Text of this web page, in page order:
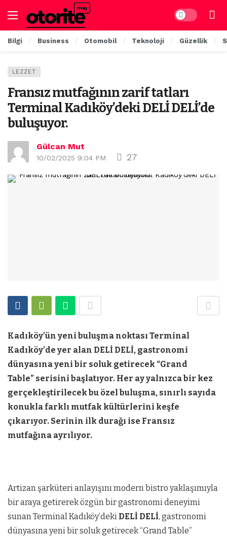
Dark mode
Bilgi Business Otomobil Teknoloji Güzellik
LEZZET
Fransız mutfağının zarif tatları
Terminal Kadıköy’deki DELİ DELİ’de
buluşuyor.
Gülcan Mut
10/02/2025 9:04 PM 27
Kadıköy’ün yeni buluşma noktası Terminal
Kadıköy’de yer alan DELİ DELİ, gastronomi
dünyasına yeni bir soluk getirecek “Grand
Table” serisini başlatıyor. Her ay yalnızca bir kez
gerçekleştirilecek bu özel buluşma, sınırlı sayıda
konukla farklı mutfak kültürlerini keşfe
çıkarıyor. Serinin ilk durağı ise Fransız
mutfağına ayrılıyor.
Artizan şarküteri anlayışını modern bistro yaklaşımıyla
bir araya getirerek özgün bir gastronomi deneyimi
sunan Terminal Kadıköy’deki DELİ DELİ, gastronomi
dünyasına yeni bir soluk getirecek “Grand Table”